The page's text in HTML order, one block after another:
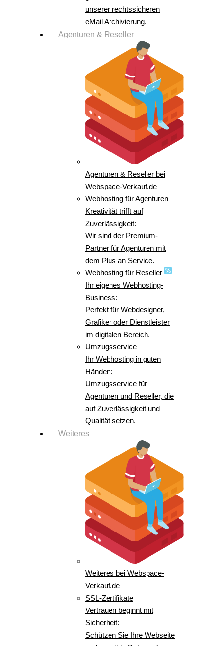
unserer rechtssicheren
eMail Archivierung.
Agenturen & Reseller
Agenturen & Reseller bei
Webspace-Verkauf.de
Webhosting für Agenturen
Kreativität trifft auf
Zuverlässigkeit:
Wir sind der Premium-
Partner für Agenturen mit
dem Plus an Service.
Webhosting für Reseller
Ihr eigenes Webhosting-
Business:
Perfekt für Webdesigner,
Grafiker oder Dienstleister
im digitalen Bereich.
Umzugsservice
Ihr Webhosting in guten
Händen:
Umzugsservice für
Agenturen und Reseller, die
auf Zuverlässigkeit und
Qualität setzen.
Weiteres
Weiteres bei Webspace-
Verkauf.de
SSL-Zertifikate
Vertrauen beginnt mit
Sicherheit:
Schützen Sie Ihre Webseite